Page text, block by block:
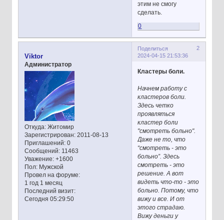
этим не смогу
сделать.
0
Поделиться
2
2024-04-15 21:53:36
Viktor
Администратор
Откуда:Житомир
Зарегистрирован: 2011-08-13
Приглашений:0
Сообщений:11463
Уважение: +1600
Пол:Мужской
Провел на форуме:
1 год 1 месяц
Последний визит:
Сегодня 05:29:50
Кластеры боли.
Начнем работу с
кластеров боли.
Здесь четко
проявляться
кластер боли
"смотреть больно".
Даже не то, что
“смотреть - это
больно”. Здесь
смотреть - это
решение. А вот
видеть что-то - это
больно. Потому, что
вижу и все. И от
этого страдаю.
Вижу деньги у